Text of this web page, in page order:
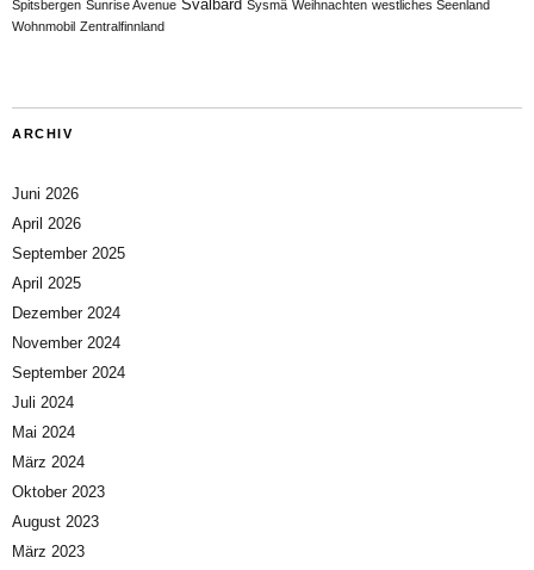
Spitsbergen Sunrise Avenue Svalbard Sysmä Weihnachten westliches Seenland
Wohnmobil Zentralfinnland
ARCHIV
Juni 2026
April 2026
September 2025
April 2025
Dezember 2024
November 2024
September 2024
Juli 2024
Mai 2024
März 2024
Oktober 2023
August 2023
März 2023